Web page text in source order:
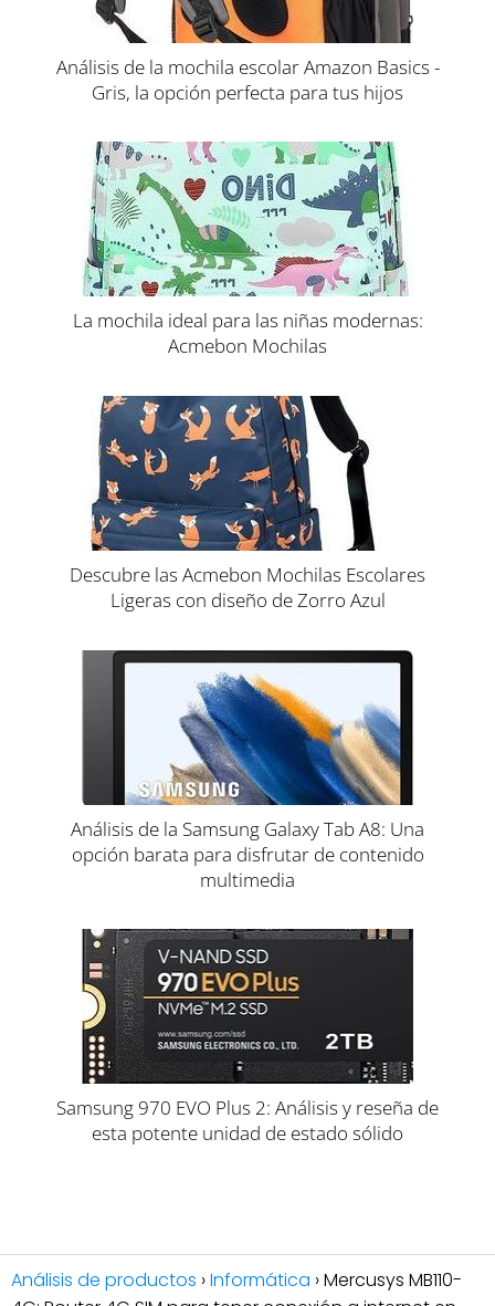
Análisis de la mochila escolar Amazon Basics -
Gris, la opción perfecta para tus hijos
La mochila ideal para las niñas modernas:
Acmebon Mochilas
Descubre las Acmebon Mochilas Escolares
Ligeras con diseño de Zorro Azul
Análisis de la Samsung Galaxy Tab A8: Una
opción barata para disfrutar de contenido
multimedia
Samsung 970 EVO Plus 2: Análisis y reseña de
esta potente unidad de estado sólido
Análisis de productos Informática Mercusys MB110-